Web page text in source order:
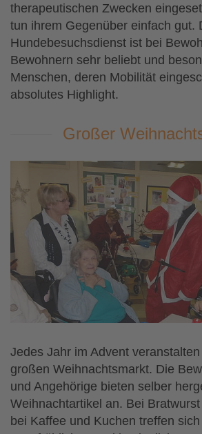
therapeutischen Zwecken
tun ihrem Gegenüber einfach gut.
Hundebesuchsdienst ist bei
Bewohnern sehr beliebt und
Menschen, deren Mobilität
absolutes Highlight.
Großer
Jedes Jahr im Advent
großen Weihnachtsmarkt. Die
und Angehörige bieten selber
Weihnachtartikel an. Bei
bei Kaffee und Kuchen treffen